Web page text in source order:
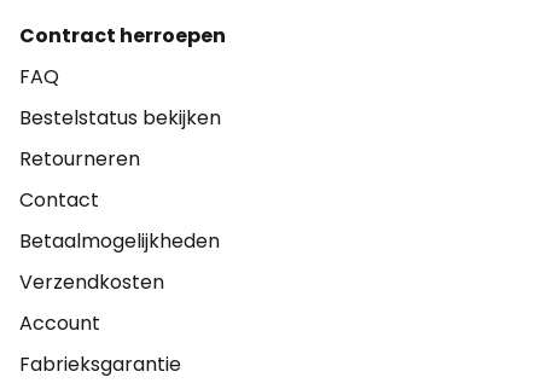
Contract herroepen
FAQ
Bestelstatus bekijken
Retourneren
Contact
Betaalmogelijkheden
Verzendkosten
Account
Fabrieksgarantie